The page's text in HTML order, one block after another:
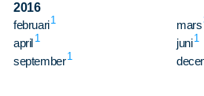
2016
februari1 mars
april 1 juni1
september1